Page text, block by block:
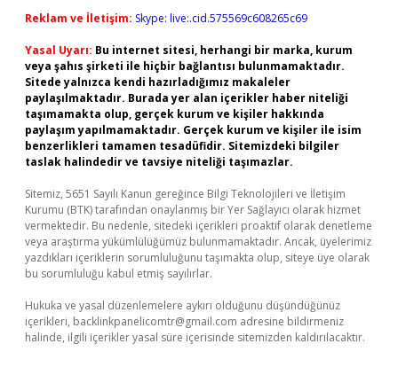
Reklam ve İletişim: Skype: live:.cid.575569c608265c69
Yasal Uyarı: Bu internet sitesi, herhangi bir marka, kurum
veya şahıs şirketi ile hiçbir bağlantısı bulunmamaktadır.
Sitede yalnızca kendi hazırladığımız makaleler
paylaşılmaktadır. Burada yer alan içerikler haber niteliği
taşımamakta olup, gerçek kurum ve kişiler hakkında
paylaşım yapılmamaktadır. Gerçek kurum ve kişiler ile isim
benzerlikleri tamamen tesadüfidir. Sitemizdeki bilgiler
taslak halindedir ve tavsiye niteliği taşımazlar.
Sitemiz, 5651 Sayılı Kanun gereğince Bilgi Teknolojileri ve İletişim
Kurumu (BTK) tarafından onaylanmış bir Yer Sağlayıcı olarak hizmet
vermektedir. Bu nedenle, sitedeki içerikleri proaktif olarak denetleme
veya araştırma yükümlülüğümüz bulunmamaktadır. Ancak, üyelerimiz
yazdıkları içeriklerin sorumluluğunu taşımakta olup, siteye üye olarak
bu sorumluluğu kabul etmiş sayılırlar.
Hukuka ve yasal düzenlemelere aykırı olduğunu düşündüğünüz
içerikleri, backlinkpanelicomtr@gmail.com adresine bildirmeniz
halinde, ilgili içerikler yasal süre içerisinde sitemizden kaldırılacaktır.